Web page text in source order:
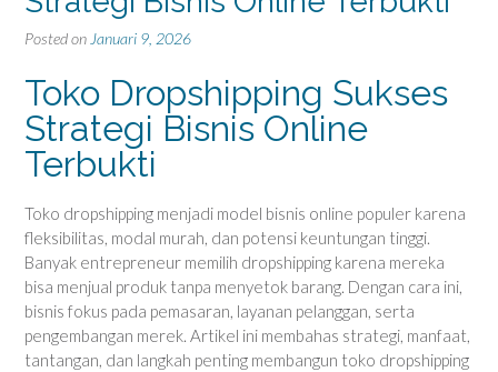
Posted on Januari 9, 2026
Toko Dropshipping Sukses
Strategi Bisnis Online
Terbukti
Toko dropshipping menjadi model bisnis online populer karena
fleksibilitas, modal murah, dan potensi keuntungan tinggi.
Banyak entrepreneur memilih dropshipping karena mereka
bisa menjual produk tanpa menyetok barang. Dengan cara ini,
bisnis fokus pada pemasaran, layanan pelanggan, serta
pengembangan merek. Artikel ini membahas strategi, manfaat,
tantangan, dan langkah penting membangun toko dropshipping